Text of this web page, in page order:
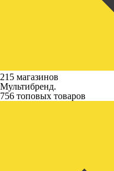
215 магазинов
Мультибренд.
756 топовых товаров